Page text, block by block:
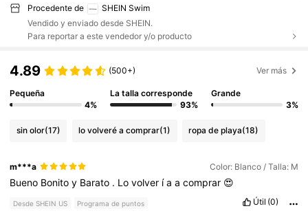
Procedente de
SHEIN Swim
Vendido y enviado desde SHEIN.
Para reportar a este vendedor y/o producto
4.89 (500+) Ver más
Pequeña
4%
La talla corresponde
93%
Grande
3%
sin olor(17) lo volveré a comprar(1) ropa de playa(18)
m***a Color: Blanco / Talla: M
Bueno Bonitoy Barato . Lovolver íaacomprar 😍
Desde SHEIN US Programa de puntos Útil (0)